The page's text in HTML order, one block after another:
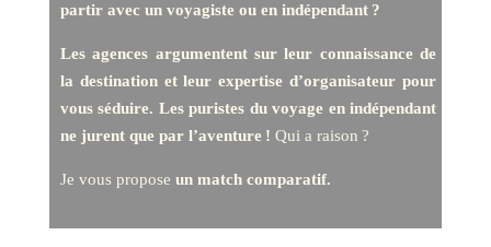
partir avec un voyagiste ou en indépendant ?
Les agences argumentent sur leur connaissance de
la destination et leur expertise d’organisateur pour
vous séduire. Les puristes du voyage en indépendant
ne jurent que par l’aventure ! Qui a raison ?
Je vous propose un match comparatif.